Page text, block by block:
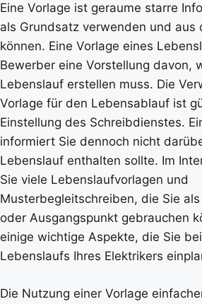
Eine Vorlage ist geraume starre
als Grundsatz verwenden und aus
können. Eine Vorlage eines
Bewerber eine Vorstellung davon,
Lebenslauf erstellen muss. Die
Vorlage für den Lebensablauf ist
Einstellung des Schreibdienstes.
informiert Sie dennoch nicht
Lebenslauf enthalten sollte. Im
Sie viele Lebenslaufvorlagen und
Musterbegleitschreiben, die Sie
oder Ausgangspunkt gebrauchen
einige wichtige Aspekte, die Sie
Lebenslaufs Ihres Elektrikers
Die Nutzung einer Vorlage